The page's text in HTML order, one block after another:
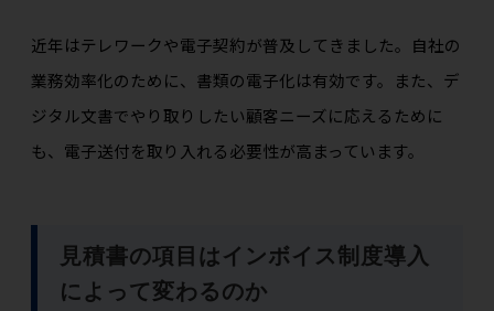
近年はテレワークや電子契約が普及してきました。自社の
業務効率化のために、書類の電子化は有効です。また、デ
ジタル文書でやり取りしたい顧客ニーズに応えるために
も、電子送付を取り入れる必要性が高まっています。
見積書の項目はインボイス制度導入
によって変わるのか